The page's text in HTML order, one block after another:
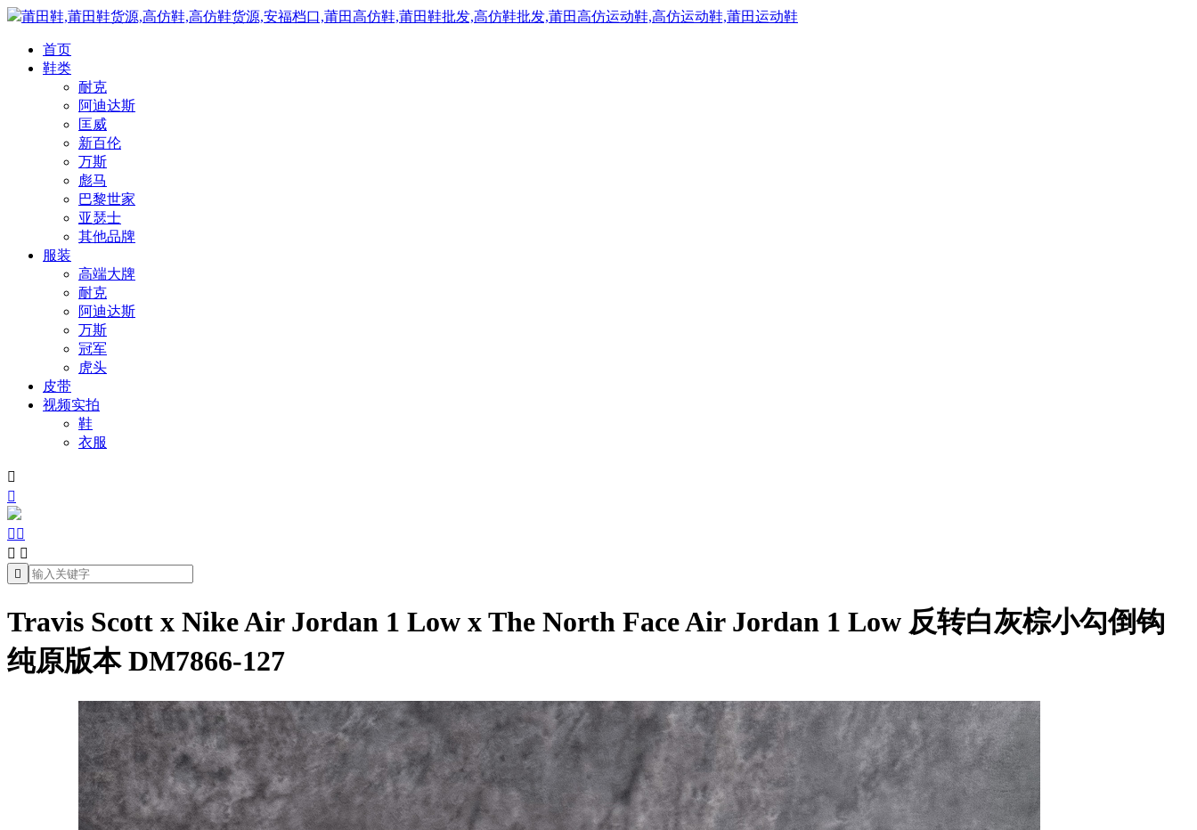
莆田鞋,莆田鞋货源,高仿鞋,高仿鞋货源,安福档口,莆田高仿鞋,莆田鞋批发,高仿鞋批发,莆田高仿运动鞋,高仿运动鞋,莆田运动鞋
首页
鞋类
耐克
阿迪达斯
匡威
新百伦
万斯
彪马
巴黎世家
亚瑟士
其他品牌
服装
高端大牌
耐克
阿迪达斯
万斯
冠军
虎头
皮带
视频实拍
鞋
衣服


 
 

Travis Scott x Nike Air Jordan 1 Low x The North Face Air Jordan 1 Low 反转白灰棕小勾倒钩
纯原版本 DM7866-127